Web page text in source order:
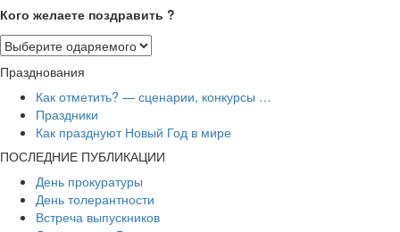
Кого желаете поздравить ?
Празднования
Как отметить? — сценарии, конкурсы …
Праздники
Как празднуют Новый Год в мире
ПОСЛЕДНИЕ ПУБЛИКАЦИИ
День прокуратуры
День толерантности
Встреча выпускников